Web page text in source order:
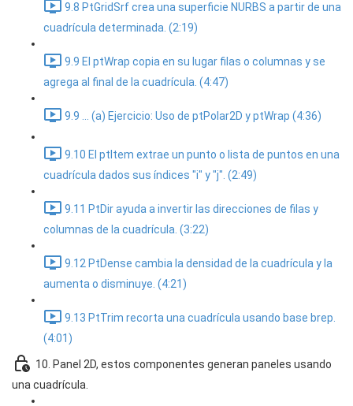
9.8 PtGridSrf crea una superficie NURBS a partir de una
cuadrícula determinada. (2:19)
9.9 El ptWrap copia en su lugar filas o columnas y se
agrega al final de la cuadrícula. (4:47)
9.9 ... (a) Ejercicio: Uso de ptPolar2D y ptWrap (4:36)
9.10 El ptItem extrae un punto o lista de puntos en una
cuadrícula dados sus índices "i" y "j". (2:49)
9.11 PtDir ayuda a invertir las direcciones de filas y
columnas de la cuadrícula. (3:22)
9.12 PtDense cambia la densidad de la cuadrícula y la
aumenta o disminuye. (4:21)
9.13 PtTrim recorta una cuadrícula usando base brep.
(4:01)
10. Panel 2D, estos componentes generan paneles usando
una cuadrícula.